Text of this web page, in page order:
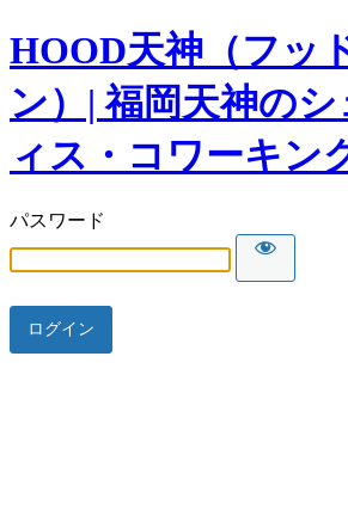
HOOD天神（フッ
ン）| 福岡天神の
ィス・コワーキン
パスワード